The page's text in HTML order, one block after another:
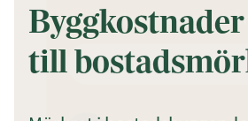
till
Anmäl dig till vårt